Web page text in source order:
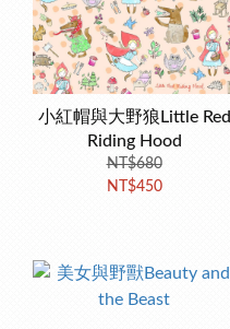
小紅帽與大野狼Little Red
Riding Hood
NT$680
NT$450